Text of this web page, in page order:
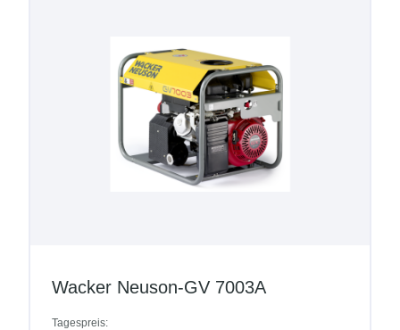
Wacker Neuson-GV 7003A
Tagespreis: